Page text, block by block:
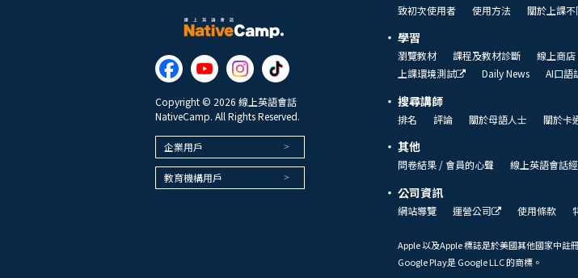
Copyright © 2026 線上英語會話
NativeCamp. All Rights Reserved.
企業用戶
教育機構用戶
致初次使用者 使用方法 關於上課
學習
瀏覽教材 課程及教材診斷 線上商店
上課環境測試
Daily News AI口語
搜尋講師
排名 評論 關於母語人士 關於卡
其他
問卷結果 / 會員的心聲 線上英語會話
公司資訊
網站導覽 運營公司 使用條款
Apple 以及Apple 標誌是於美國其他國家中註
Google Play是 Google LLC 的商標。